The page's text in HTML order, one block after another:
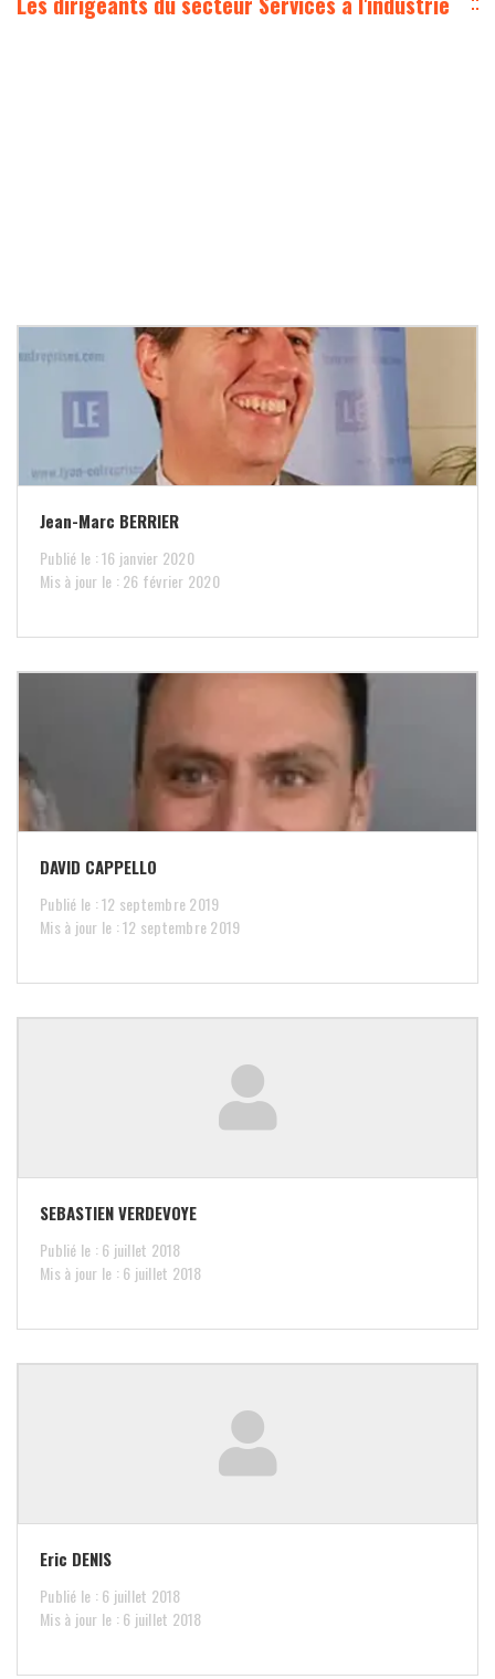
Jean-Marc BERRIER
Publié le : 16 janvier 2020
Mis à jour le : 26 février 2020
DAVID CAPPELLO
Publié le : 12 septembre 2019
Mis à jour le : 12 septembre 2019
SEBASTIEN VERDEVOYE
Publié le : 6 juillet 2018
Mis à jour le : 6 juillet 2018
Eric DENIS
Publié le : 6 juillet 2018
Mis à jour le : 6 juillet 2018